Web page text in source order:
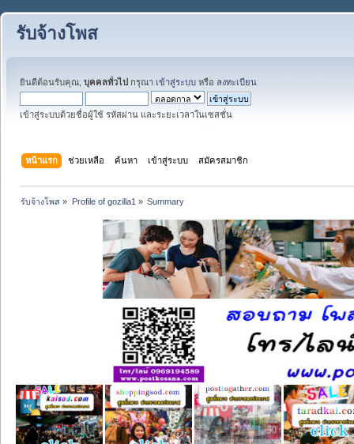
รับจ้างโพส
ยินดีต้อนรับคุณ, บุคคลทั่วไป กรุณา เข้าสู่ระบบ หรือ ลงทะเบียน
เข้าสู่ระบบด้วยชื่อผู้ใช้ รหัสผ่าน และระยะเวลาในเซสชั่น
หน้าแรก ช่วยเหลือ ค้นหา เข้าสู่ระบบ สมัครสมาชิก
รับจ้างโพส » Profile of gozilla1 » Summary